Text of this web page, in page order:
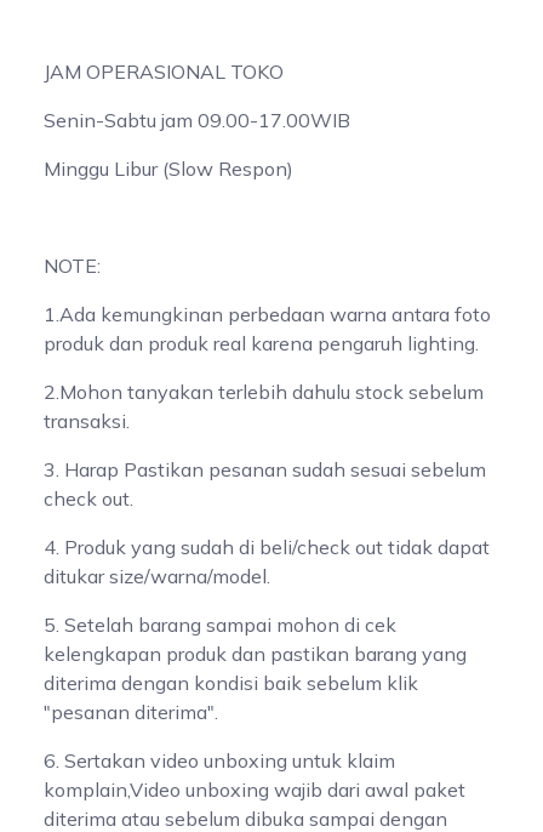
JAM OPERASIONAL TOKO
Senin-Sabtu jam 09.00-17.00WIB
Minggu Libur (Slow Respon)
NOTE:
1.Ada kemungkinan perbedaan warna antara foto
produk dan produk real karena pengaruh lighting.
2.Mohon tanyakan terlebih dahulu stock sebelum
transaksi.
3. Harap Pastikan pesanan sudah sesuai sebelum
check out.
4. Produk yang sudah di beli/check out tidak dapat
ditukar size/warna/model.
5. Setelah barang sampai mohon di cek
kelengkapan produk dan pastikan barang yang
diterima dengan kondisi baik sebelum klik
"pesanan diterima".
6. Sertakan video unboxing untuk klaim
komplain,Video unboxing wajib dari awal paket
diterima atau sebelum dibuka sampai dengan